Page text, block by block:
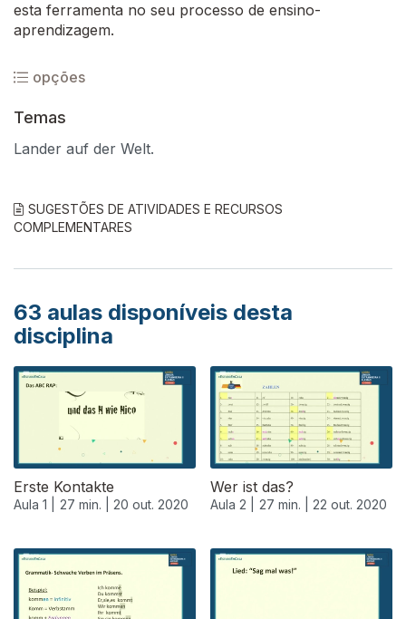
esta ferramenta no seu processo de ensino-
aprendizagem.
opções
Temas
Lander auf der Welt.
SUGESTÕES DE ATIVIDADES E RECURSOS
COMPLEMENTARES
63 aulas disponíveis desta
disciplina
Erste Kontakte
Aula 1 | 27 min. | 20 out. 2020
Wer ist das?
Aula 2 | 27 min. | 22 out. 2020